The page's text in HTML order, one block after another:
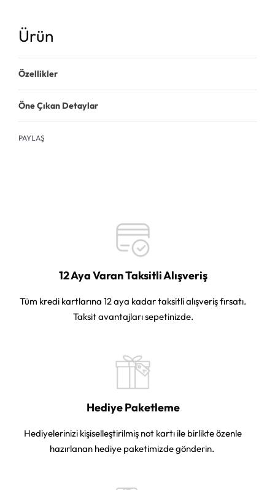
Ürün
Özellikler
Öne Çıkan Detaylar
PAYLAŞ
12 Aya Varan Taksitli Alışveriş
Tüm kredi kartlarına 12 aya kadar taksitli alışveriş fırsatı.
Taksit avantajları sepetinizde.
Hediye Paketleme
Hediyelerinizi kişiselleştirilmiş not kartı ile birlikte özenle
hazırlanan hediye paketimizde gönderin.